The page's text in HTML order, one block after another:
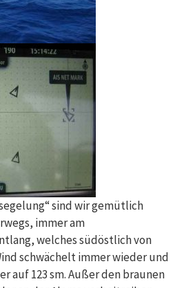
sind wir gemütlich
immer am
welches südöstlich von
schwächelt immer wieder und
auf 123 sm. Außer den braunen